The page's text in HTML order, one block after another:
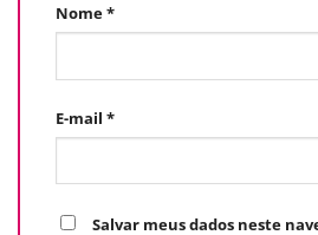
Nome*
E-mail *
Salvar meus dados neste